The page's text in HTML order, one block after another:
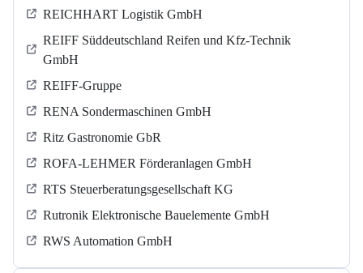
REICHHART Logistik GmbH
REIFF Süddeutschland Reifen und Kfz-Technik
GmbH
REIFF-Gruppe
RENA Sondermaschinen GmbH
Ritz Gastronomie GbR
ROFA-LEHMER Förderanlagen GmbH
RTS Steuerberatungsgesellschaft KG
Rutronik Elektronische Bauelemente GmbH
RWS Automation GmbH